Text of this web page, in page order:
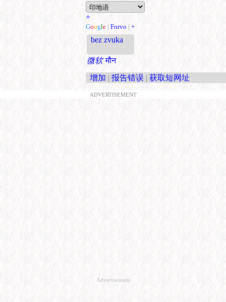
+
Google | Forvo | +
bez zvuka
微软 मौन
增加 | 报告错误 | 获取短网址
ADVERTISEMENT
Advertisement